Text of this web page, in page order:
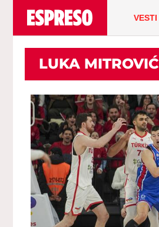
VESTI
LUKA MITROVIĆ